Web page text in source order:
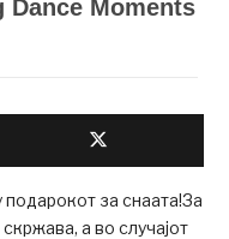
за снаата!За
а во случајот